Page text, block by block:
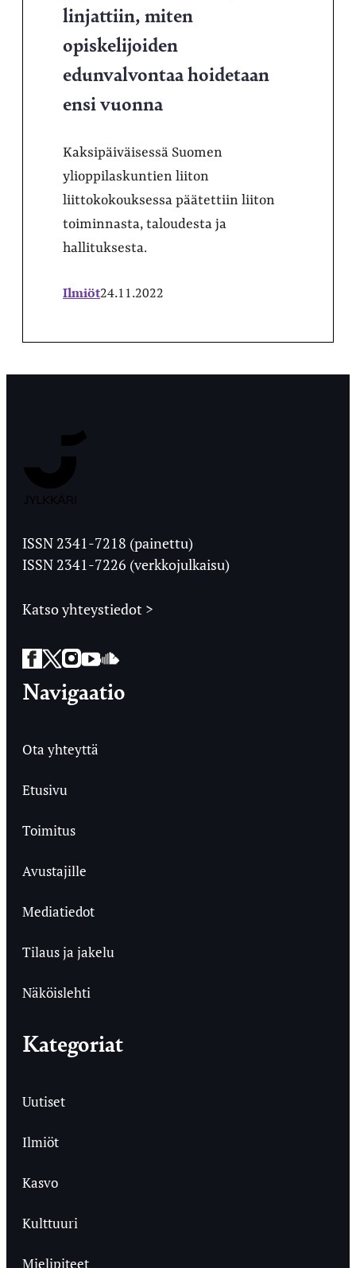
linjattiin, miten
opiskelijoiden
edunvalvontaa hoidetaan
ensi vuonna
Kaksipäiväisessä Suomen
ylioppilaskuntien liiton
liittokokouksessa päätettiin liiton
toiminnasta, taloudesta ja
hallituksesta.
Ilmiöt24.11.2022
Ylioppilaslehti
ISSN 2341-7218 (painettu)
ISSN 2341-7226 (verkkojulkaisu)
Katso yhteystiedot >
Facebook
Twitter
Instagram
YouTube
SoundCloud
Navigaatio
Ota yhteyttä
Etusivu
Toimitus
Avustajille
Mediatiedot
Tilaus ja jakelu
Näköislehti
Kategoriat
Uutiset
Ilmiöt
Kasvo
Kulttuuri
Mielipiteet